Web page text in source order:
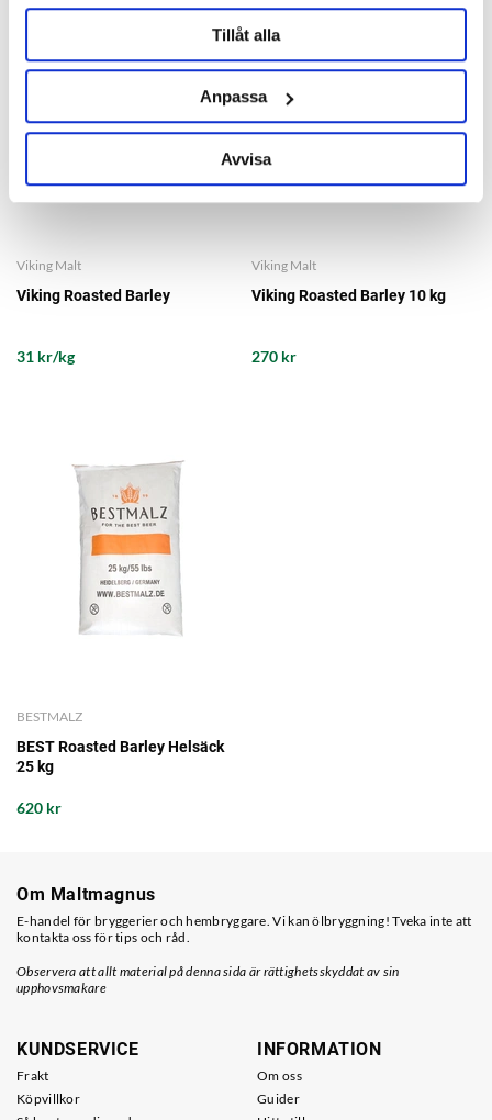
Tillåt alla
Anpassa
Avvisa
Viking Malt
Viking Roasted Barley
31 kr/kg
Viking Malt
Viking Roasted Barley 10 kg
270 kr
BESTMALZ
BEST Roasted Barley Helsäck
25 kg
620 kr
Om Maltmagnus
E-handel för bryggerier och hembryggare. Vi kan ölbryggning! Tveka inte att
kontakta oss för tips och råd.
Observera att allt material på denna sida är rättighetsskyddat av sin
upphovsmakare
KUNDSERVICE
Frakt
Köpvillkor
INFORMATION
Om oss
Guider